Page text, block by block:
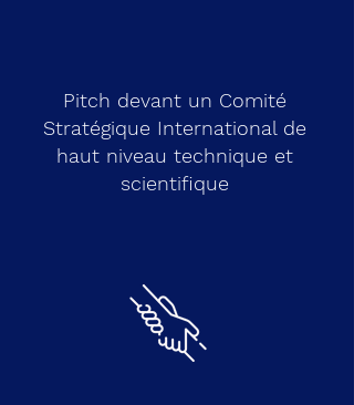
Pitch devant un Comité
Stratégique International de
haut niveau technique et
scientifique